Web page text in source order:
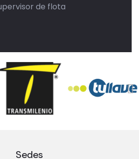
de flota
Sedes